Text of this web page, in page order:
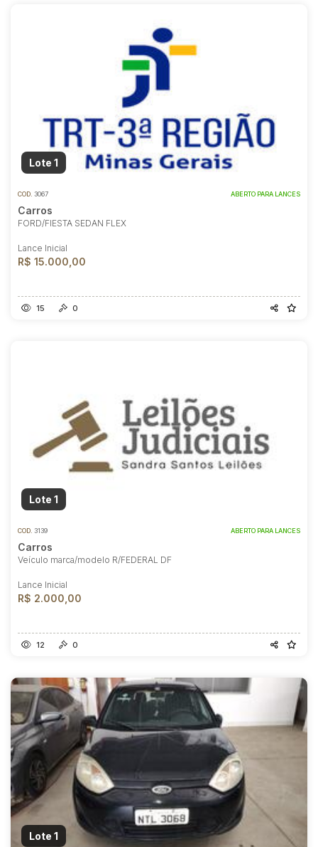
Lote 1
COD. 3067 ABERTO PARA LANCES
Carros
FORD/FIESTA SEDAN FLEX
Lance Inicial
R$ 15.000,00
15 0
Lote 1
COD. 3139 ABERTO PARA LANCES
Carros
Veículo marca/modelo R/FEDERAL DF
Lance Inicial
R$ 2.000,00
12 0
Lote 1